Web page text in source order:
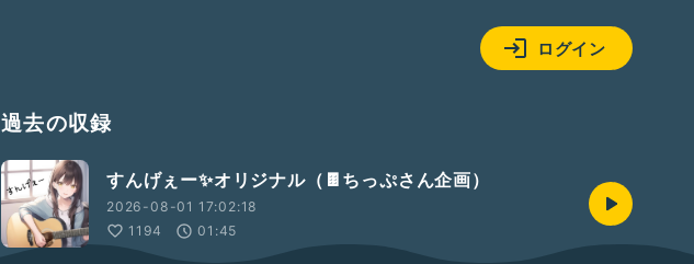
ログイン
過去の収録
すんげぇー✨オリジナル（🍫ちっぷさん企画）
2026-08-01 17:02:18
1194
01:45